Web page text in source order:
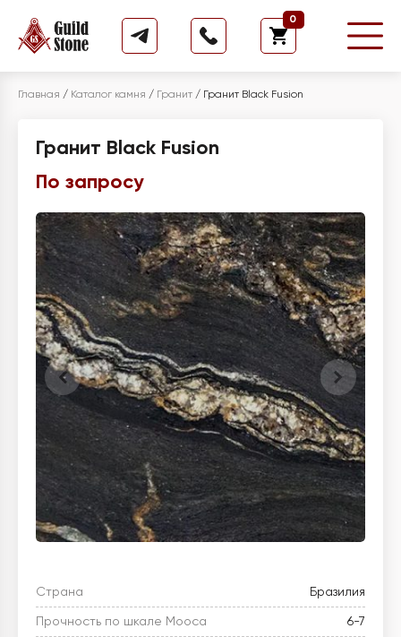
0
Главная / Каталог камня / Гранит / Гранит Black Fusion
Гранит Black Fusion
По запросу
Страна Бразилия
Прочность по шкале Мооса 6-7